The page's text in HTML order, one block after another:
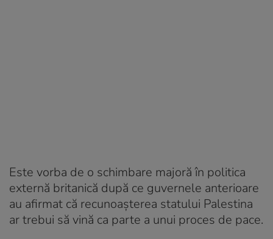
Este vorba de o schimbare majoră în politica
externă britanică după ce guvernele anterioare
au afirmat că recunoaşterea statului Palestina
ar trebui să vină ca parte a unui proces de pace.